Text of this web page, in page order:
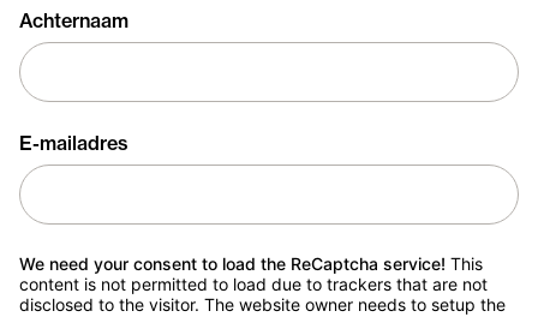
Achternaam
E-mailadres
We need your consent to load the ReCaptcha service! This
content is not permitted to load due to trackers that are not
disclosed to the visitor. The website owner needs to setup the